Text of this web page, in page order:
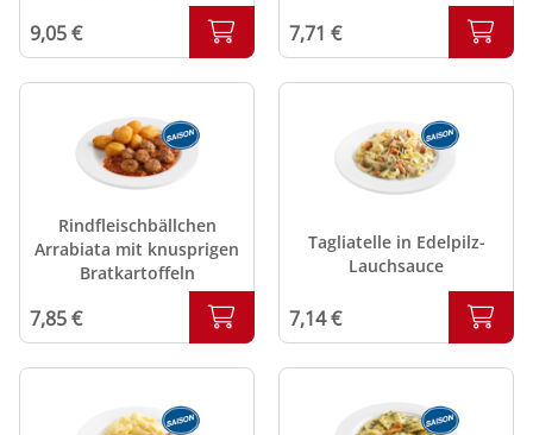
9,05 € 7,71 €
Rindfleischbällchen
Arrabiata mit knusprigen
Bratkartoffeln
7,85 €
Tagliatelle in Edelpilz-
Lauchsauce
7,14 €